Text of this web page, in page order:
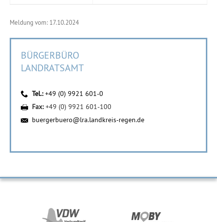
Meldung vom: 17.10.2024
BÜRGERBÜRO
LANDRATSAMT
Tel.:+49 (0) 9921 601-0
Fax:+49 (0) 9921 601-100
buergerbuero@lra.landkreis-regen.de